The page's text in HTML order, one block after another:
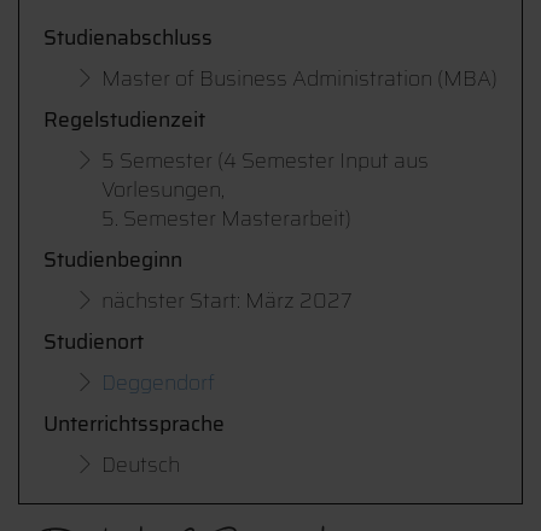
Studienabschluss
Master of Business Administration (MBA)
Regelstudienzeit
5 Semester (4 Semester Input aus
Vorlesungen,
5. Semester Masterarbeit)
Studienbeginn
nächster Start: März 2027
Studienort
Deggendorf
Unterrichtssprache
Deutsch